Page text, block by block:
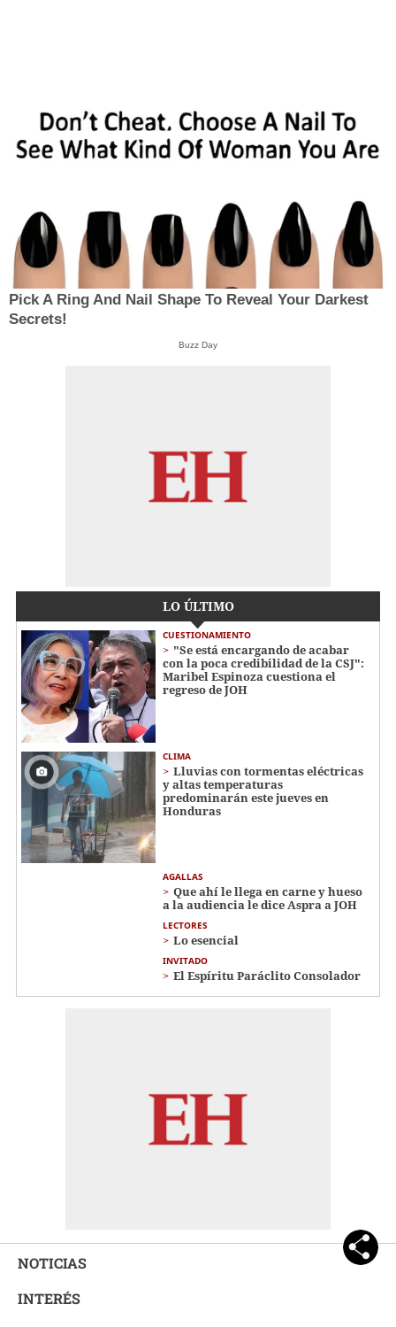
Pick A Ring And Nail Shape To Reveal Your Darkest
Secrets!
Buzz Day
LO ÚLTIMO
CUESTIONAMIENTO
"Se está encargando de acabar
con la poca credibilidad de la CSJ":
Maribel Espinoza cuestiona el
regreso de JOH
CLIMA
Lluvias con tormentas eléctricas
y altas temperaturas
predominarán este jueves en
Honduras
AGALLAS
Que ahí le llega en carne y hueso
a la audiencia le dice Aspra a JOH
LECTORES
Lo esencial
INVITADO
El Espíritu Paráclito Consolador
NOTICIAS
INTERÉS